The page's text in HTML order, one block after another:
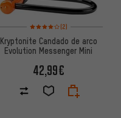
Valoración media: 4 de 5
(2)
Kryptonite Candado de arco
Evolution Messenger Mini
42,99€